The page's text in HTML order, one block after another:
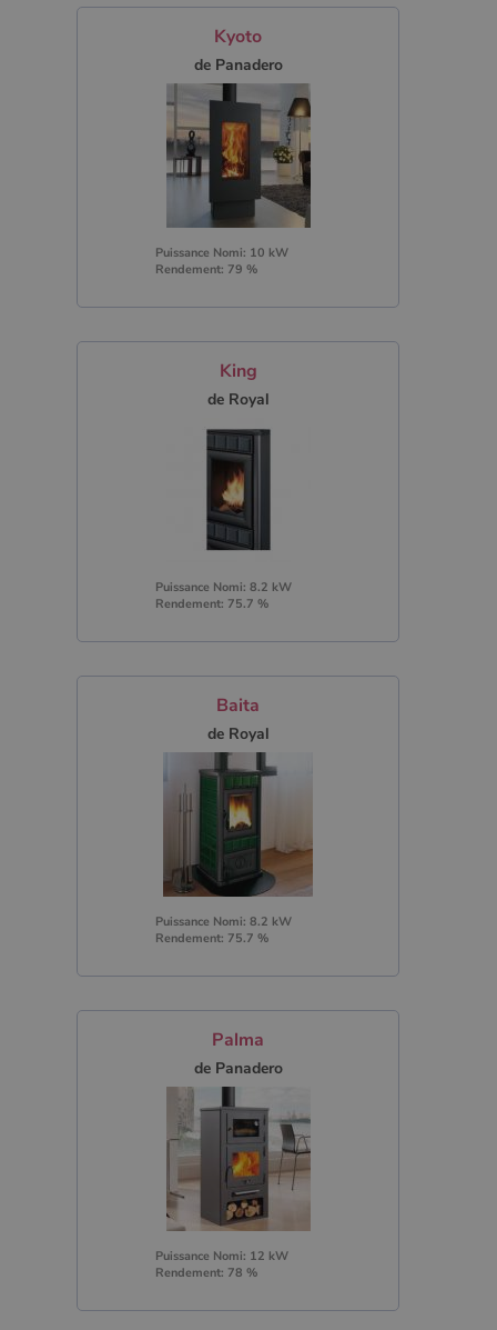
Kyoto
de Panadero
Puissance Nomi: 10 kW
Rendement: 79 %
King
de Royal
Puissance Nomi: 8.2 kW
Rendement: 75.7 %
Baita
de Royal
Puissance Nomi: 8.2 kW
Rendement: 75.7 %
Palma
de Panadero
Puissance Nomi: 12 kW
Rendement: 78 %